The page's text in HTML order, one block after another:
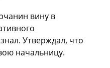
вину в
Утверждал, что
начальницу.